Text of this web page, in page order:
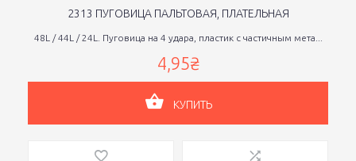
2313 ПУГОВИЦА ПАЛЬТОВАЯ, ПЛАТЕЛЬНАЯ
48L / 44L / 24L. Пуговица на 4 удара, пластик с частичным мета...
4,95₴
КУПИТЬ